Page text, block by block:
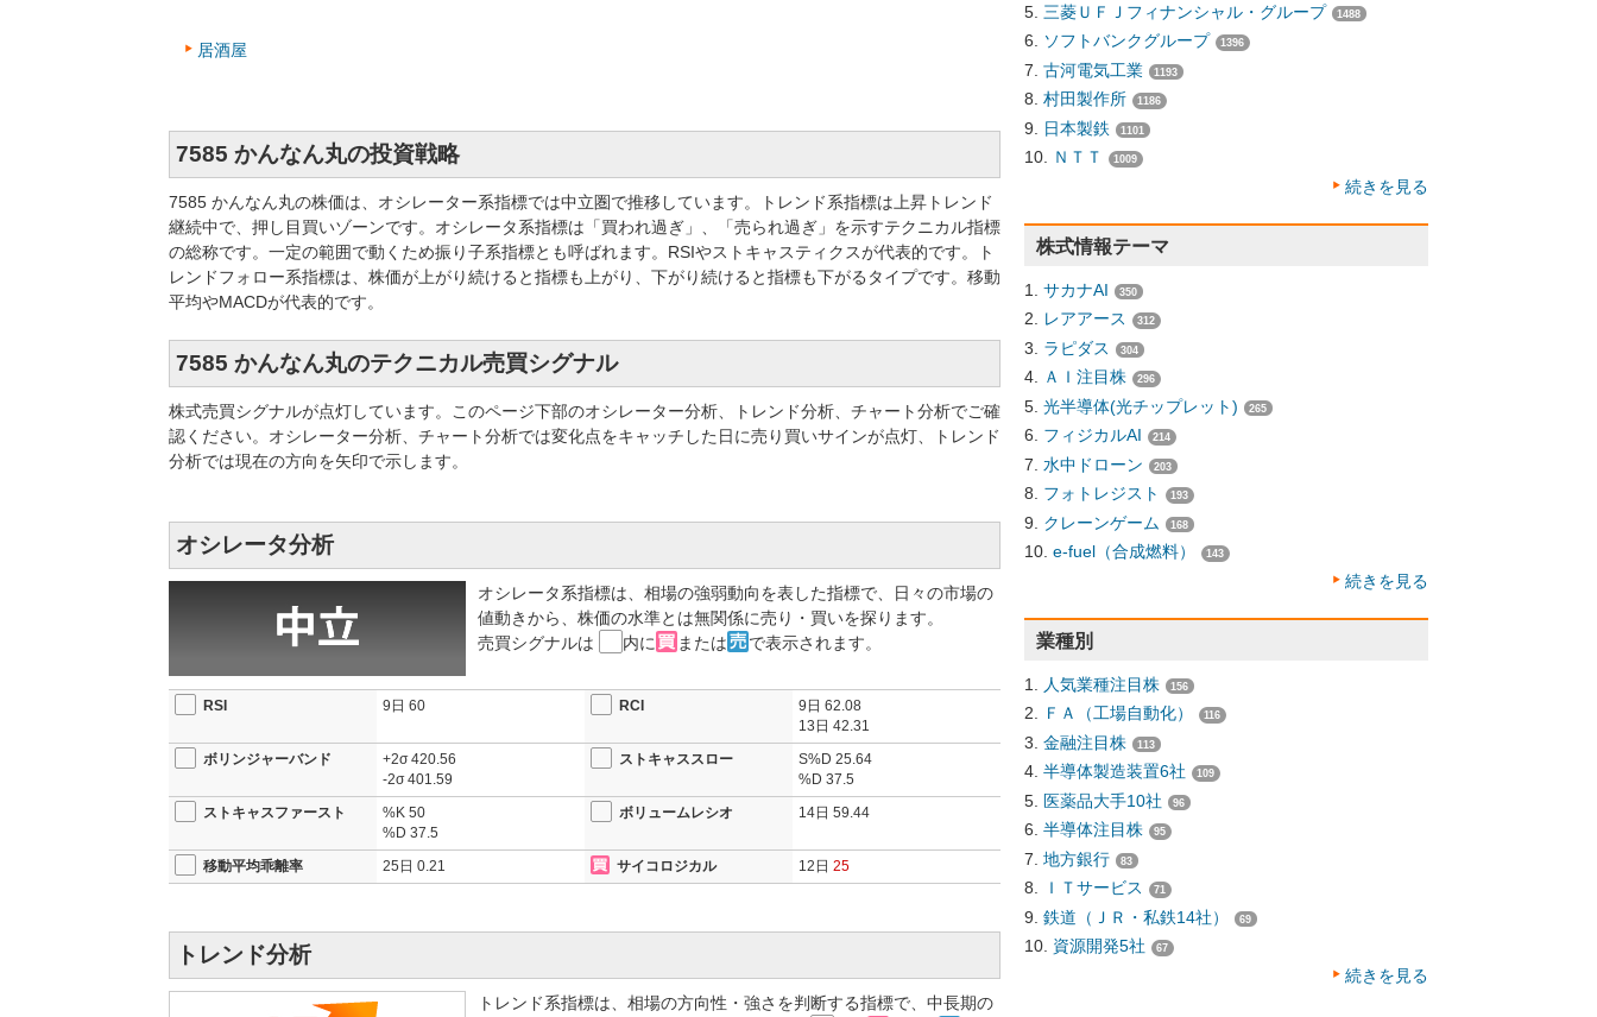
居酒屋
7585 かんなん丸の投資戦略
7585 かんなん丸の株価は、オシレーター系指標では中立圏で推移しています。トレンド系指標は上昇トレンド
継続中で、押し目買いゾーンです。オシレータ系指標は「買われ過ぎ」、「売られ過ぎ」を示すテクニカル指標
の総称です。一定の範囲で動くため振り子系指標とも呼ばれます。RSIやストキャスティクスが代表的です。ト
レンドフォロー系指標は、株価が上がり続けると指標も上がり、下がり続けると指標も下がるタイプです。移動
平均やMACDが代表的です。
7585 かんなん丸のテクニカル売買シグナル
株式売買シグナルが点灯しています。このページ下部のオシレーター分析、トレンド分析、チャート分析でご確
認ください。オシレーター分析、チャート分析では変化点をキャッチした日に売り買いサインが点灯、トレンド
分析では現在の方向を矢印で示します。
オシレータ分析
オシレータ系指標は、相場の強弱動向を表した指標で、日々の市場の
値動きから、株価の水準とは無関係に売り・買いを探ります。
売買シグナルは
内に または で表示されます。
RSI 9日 60 RCI 9日 62.08
13日 42.31
ボリンジャーバンド
+2σ420.56
-2σ401.59
ストキャススロー S%D 25.64
%D 37.5
ストキャスファースト
%K 50
%D 37.5
ボリュームレシオ 14日 59.44
移動平均乖離率 25日 0.21 サイコロジカル 12日 25
トレンド分析
トレンド系指標は、相場の方向性・強さを判断する指標で、中長期の
三菱ＵＦＪフィナンシャル・グループ 1488
ソフトバンクグループ 1396
古河電気工業 1193
村田製作所 1186
日本製鉄 1101
ＮＴＴ 1009
続きを見る
株式情報テーマ
サカナAI 350
レアアース 312
ラピダス 304
ＡＩ注目株 296
光半導体(光チップレット) 265
フィジカルAI 214
水中ドローン 203
フォトレジスト 193
クレーンゲーム 168
e-fuel（合成燃料） 143
続きを見る
業種別
人気業種注目株 156
ＦＡ（工場自動化） 116
金融注目株 113
半導体製造装置6社 109
医薬品大手10社 96
半導体注目株 95
地方銀行 83
ＩＴサービス 71
鉄道（ＪＲ・私鉄14社） 69
資源開発5社 67
続きを見る